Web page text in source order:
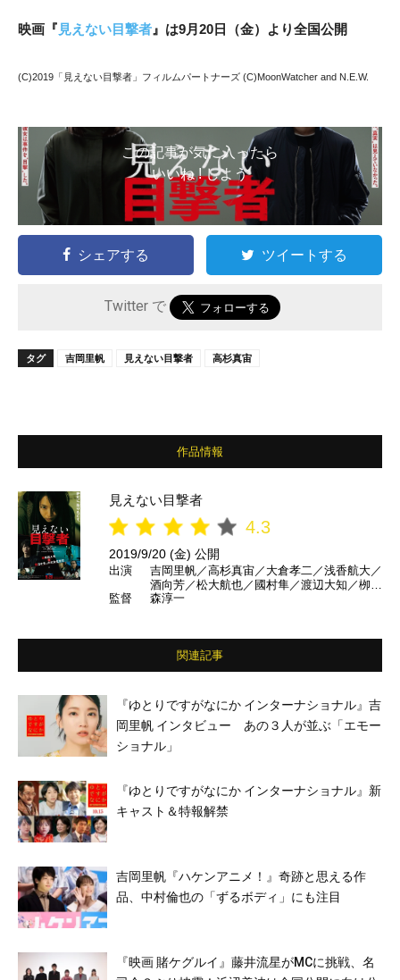
映画『 見えない目撃者 』は9月20日（金）より全国公開
(C)2019「見えない目撃者」フィルムパートナーズ (C)MoonWatcher and N.E.W.
この記事が気に入ったら
いいね ! しよう
シェアする ツイートする
Twitter で
タグ 吉岡里帆 見えない目撃者 高杉真宙
作品情報
見えない目撃者
4.3
2019/9/20 (金) 公開
出演
吉岡里帆／高杉真宙／大倉孝二／浅香航大／
酒向芳／松大航也／國村隼／渡辺大知／栁俊
太郎／松田美由紀／田口トモロヲ ほか
監督 森淳一
関連記事
『ゆとりですがなにか インターナショナル』吉
岡里帆 インタビュー あの３人が並ぶ「エモー
ショナル」
『ゆとりですがなにか インターナショナル』新
キャスト＆特報解禁
吉岡里帆『ハケンアニメ！』奇跡と思える作
品、中村倫也の「ずるボディ」にも注目
『映画 賭ケグルイ』藤井流星がMCに挑戦、名